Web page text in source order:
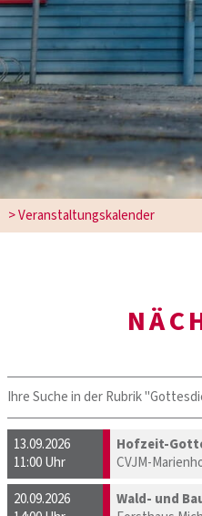
> Veranstaltungskalender
Ihre Suche in der Rubrik
13.09.2026
11:00 Uhr
Hofzeit-
CVJM-
20.09.2026
Wald- und